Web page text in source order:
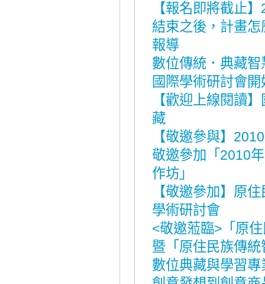
【報名即將截止
結束之後，計畫
報導
數位傳統．典藏
國際學術研討會開
【歡迎上線閱讀
藏
【敬邀參與】
敬邀參加「2010
作坊」
【敬邀參加】原
學術研討會
<敬邀蒞臨>「原
暨「原住民族傳
數位典藏與學習